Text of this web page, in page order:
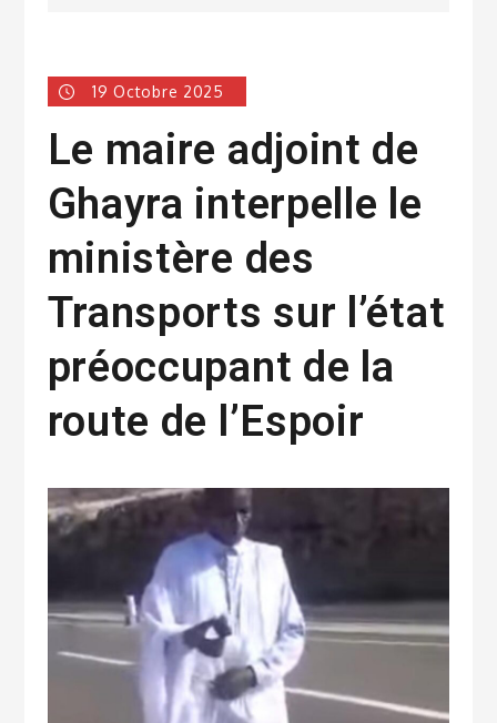
19 Octobre 2025
Le maire adjoint de
Ghayra interpelle le
ministère des
Transports sur l’état
préoccupant de la
route de l’Espoir